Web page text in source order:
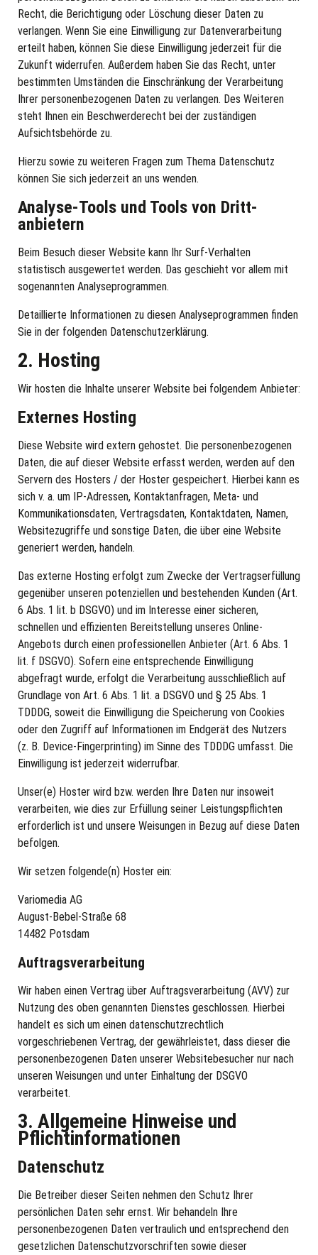
Recht, die Berichtigung oder Löschung dieser Daten zu
verlangen. Wenn Sie eine Einwilligung zur Datenverarbeitung
erteilt haben, können Sie diese Einwilligung jederzeit für die
Zukunft widerrufen. Außerdem haben Sie das Recht, unter
bestimmten Umständen die Einschränkung der Verarbeitung
Ihrer personenbezogenen Daten zu verlangen. Des Weiteren
steht Ihnen ein Beschwerderecht bei der zuständigen
Aufsichtsbehörde zu.
Hierzu sowie zu weiteren Fragen zum Thema Datenschutz
können Sie sich jederzeit an uns wenden.
Analyse-Tools und Tools von Dritt­
anbietern
Beim Besuch dieser Website kann Ihr Surf-Verhalten
statistisch ausgewertet werden. Das geschieht vor allem mit
sogenannten Analyseprogrammen.
Detaillierte Informationen zu diesen Analyseprogrammen finden
Sie in der folgenden Datenschutzerklärung.
2. Hosting
Wir hosten die Inhalte unserer Website bei folgendem Anbieter:
Externes Hosting
Diese Website wird extern gehostet. Die personenbezogenen
Daten, die auf dieser Website erfasst werden, werden auf den
Servern des Hosters / der Hoster gespeichert. Hierbei kann es
sich v. a. um IP-Adressen, Kontaktanfragen, Meta- und
Kommunikationsdaten, Vertragsdaten, Kontaktdaten, Namen,
Websitezugriffe und sonstige Daten, die über eine Website
generiert werden, handeln.
Das externe Hosting erfolgt zum Zwecke der Vertragserfüllung
gegenüber unseren potenziellen und bestehenden Kunden (Art.
6 Abs. 1 lit. b DSGVO) und im Interesse einer sicheren,
schnellen und effizienten Bereitstellung unseres Online-
Angebots durch einen professionellen Anbieter (Art. 6 Abs. 1
lit. f DSGVO). Sofern eine entsprechende Einwilligung
abgefragt wurde, erfolgt die Verarbeitung ausschließlich auf
Grundlage von Art. 6 Abs. 1 lit. a DSGVO und § 25 Abs. 1
TDDDG, soweit die Einwilligung die Speicherung von Cookies
oder den Zugriff auf Informationen im Endgerät des Nutzers
(z. B. Device-Fingerprinting) im Sinne des TDDDG umfasst. Die
Einwilligung ist jederzeit widerrufbar.
Unser(e) Hoster wird bzw. werden Ihre Daten nur insoweit
verarbeiten, wie dies zur Erfüllung seiner Leistungspflichten
erforderlich ist und unsere Weisungen in Bezug auf diese Daten
befolgen.
Wir setzen folgende(n) Hoster ein:
Variomedia AG
August-Bebel-Straße 68
14482 Potsdam
Auftragsverarbeitung
Wir haben einen Vertrag über Auftragsverarbeitung (AVV) zur
Nutzung des oben genannten Dienstes geschlossen. Hierbei
handelt es sich um einen datenschutzrechtlich
vorgeschriebenen Vertrag, der gewährleistet, dass dieser die
personenbezogenen Daten unserer Websitebesucher nur nach
unseren Weisungen und unter Einhaltung der DSGVO
verarbeitet.
3. Allgemeine Hinweise und
Pflicht­informationen
Datenschutz
Die Betreiber dieser Seiten nehmen den Schutz Ihrer
persönlichen Daten sehr ernst. Wir behandeln Ihre
personenbezogenen Daten vertraulich und entsprechend den
gesetzlichen Datenschutzvorschriften sowie dieser